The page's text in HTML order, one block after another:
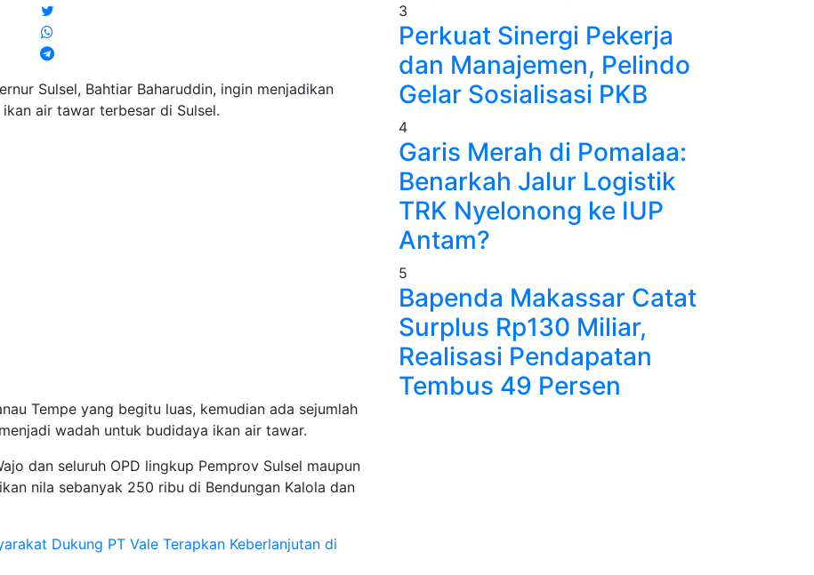
Sulsel, Bahtiar Baharuddin, ingin menjadikan
air tawar terbesar di Sulsel.
Tempe yang begitu luas, kemudian ada sejumlah
wadah untuk budidaya ikan air tawar.
dan seluruh OPD lingkup Pemprov Sulsel maupun
nila sebanyak 250 ribu di Bendungan Kalola dan
Dukung PT Vale Terapkan Keberlanjutan di
3
Perkuat Sinergi Pekerja
dan Manajemen, Pelindo
Gelar Sosialisasi PKB
4
Garis Merah di Pomalaa:
Benarkah Jalur Logistik
TRK Nyelonong ke IUP
Antam?
5
Bapenda Makassar Catat
Surplus Rp130 Miliar,
Realisasi Pendapatan
Tembus 49 Persen